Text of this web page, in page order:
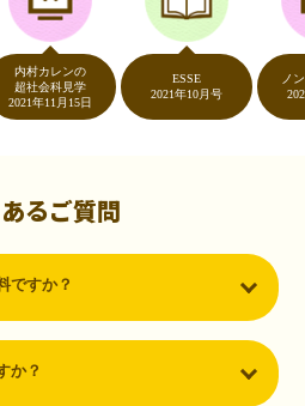
トが二重で貯まることを知り、ビック
ングをモッピーを経由するだけでポイ
く教えてほしかった～！貯まったポイ
チ贅沢を楽しんでます♪
ードを発行するだけでポイントが貯ま
ットカードの発行やアプリダウンロー
カレンの
会科見学
11月15日
2021年10月号
ノンスト
2020年5
るご質問
ですか？
か？